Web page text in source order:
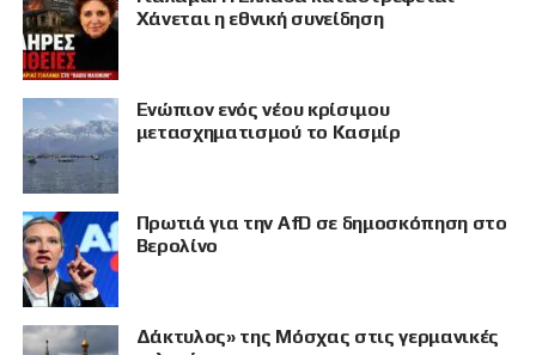
Χάνεται η εθνική συνείδηση
Eνώπιον ενός νέου κρίσιμου
μετασχηματισμού το Κασμίρ
Πρωτιά για την AfD σε δημοσκόπηση στο
Βερολίνο
Δάκτυλος» της Μόσχας στις γερμανικές